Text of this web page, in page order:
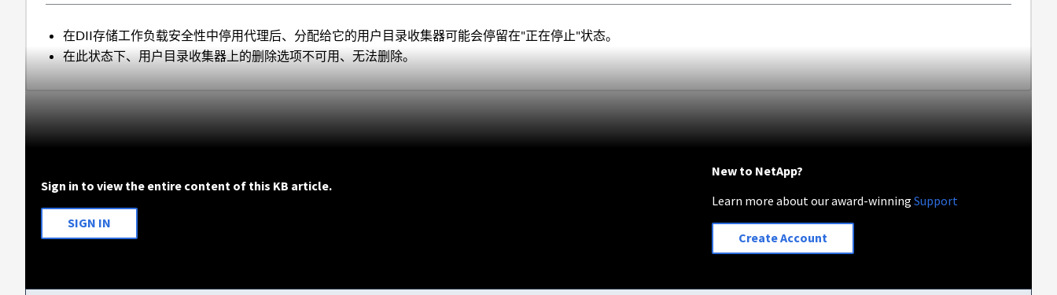
在DII存储工作负载安全性中停用代理后、分配给它的用户目录收集器可能会停留在"正在停止"状态。
在此状态下、用户目录收集器上的删除选项不可用、无法删除。
Sign in to view the entire content of this KB article.
SIGN IN
New to NetApp?
Learn more about our award-winningSupport
Create Account